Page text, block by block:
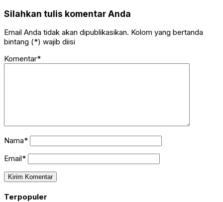
Silahkan tulis komentar Anda
Email Anda tidak akan dipublikasikan. Kolom yang bertanda
bintang (*) wajib diisi
Komentar*
Nama*
Email*
Terpopuler